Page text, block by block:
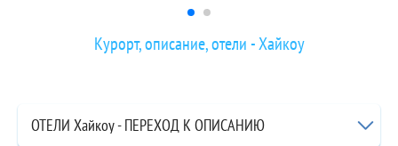
Курорт, описание, отели - Хайкоу
ОТЕЛИ Хайкоу - ПЕРЕХОД К ОПИСАНИЮ